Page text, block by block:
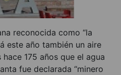
reconocida como “la
este año también un aire
175 años que el agua
fue declarada “minero